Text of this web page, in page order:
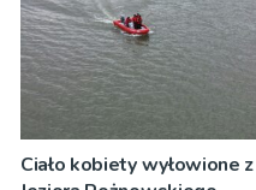
Ciało kobiety wyłowione z